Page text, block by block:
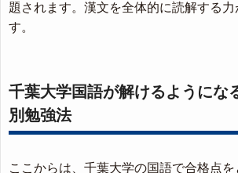
題されます。漢文を全体的に読解する力
す。
千葉大学国語が解けるようにな
別勉強法
ここからは、千葉大学の国語で合格点